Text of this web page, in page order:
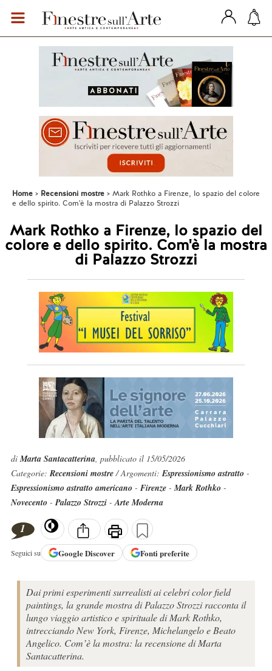
Home Recensioni mostre
Mark Rothko a Firenze, lo spazio del colore
e dello spirito. Com'è la mostra di Palazzo Strozzi
Mark Rothko a Firenze, lo spazio del
colore e dello spirito. Com'è la mostra
di Palazzo Strozzi
diMarta Santacatterina, pubblicato il 15/05/2026
Categorie:Recensioni mostre/ Argomenti:Espressionismo astratto -
Espressionismo astratto americano - Firenze-Mark Rothko -
Novecento -Palazzo Strozzi-Arte Moderna
1
Seguici su GoogleDiscover Fonti preferite
Dai primi esperimenti surrealisti ai celebri color field
paintings, la grande mostra di Palazzo Strozzi racconta il
lungo viaggio artistico e spirituale di Mark Rothko,
intrecciando New York, Firenze, Michelangelo e Beato
Angelico. Com’è la mostra: la recensione di Marta
Santacatterina.